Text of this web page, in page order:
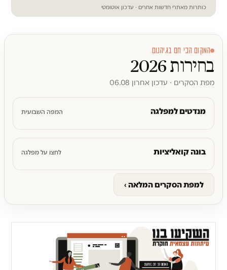
כותרות מאתרי חדשות אחרים · עדכון אוטומטי
המקום הכי חם בגיהנום
בחירות 2026
מפת הסקרים · עדכון אחרון 06.08
מנדטים למפלגה המפה השבועית
בונה קואליציות לחצו על מפלגה
למפת הסקרים המלאה ›